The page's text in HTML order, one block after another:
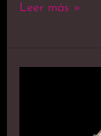
Leer más »